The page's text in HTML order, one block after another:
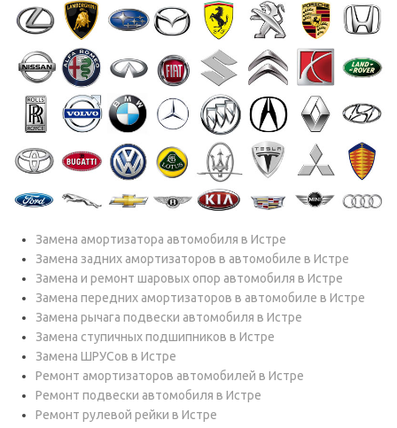
Замена амортизатора автомобиля в Истре
Замена задних амортизаторов в автомобиле в Истре
Замена и ремонт шаровых опор автомобиля в Истре
Замена передних амортизаторов в автомобиле в Истре
Замена рычага подвески автомобиля в Истре
Замена ступичных подшипников в Истре
Замена ШРУСов в Истре
Ремонт амортизаторов автомобилей в Истре
Ремонт подвески автомобиля в Истре
Ремонт рулевой рейки в Истре